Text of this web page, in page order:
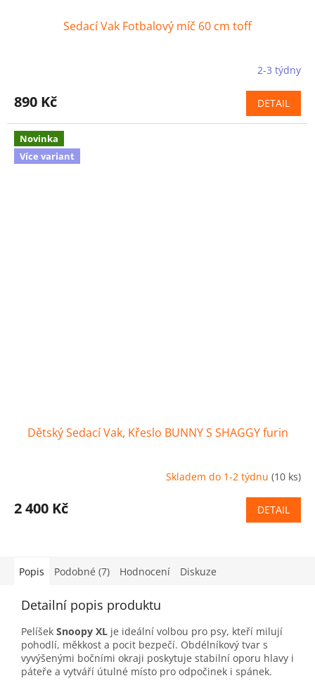
Sedací Vak Fotbalový míč 60 cm toff
2-3 týdny
890 Kč DETAIL
Novinka
Více variant
Dětský Sedací Vak, Křeslo BUNNY S SHAGGY furin
Skladem do 1-2 týdnu (10 ks)
2 400 Kč DETAIL
Popis Podobné (7) Hodnocení Diskuze
Detailní popis produktu
Pelíšek Snoopy XL je ideální volbou pro psy, kteří milují
pohodlí, měkkost a pocit bezpečí. Obdélníkový tvar s
vyvýšenými bočními okraji poskytuje stabilní oporu hlavy i
páteře a vytváří útulné místo pro odpočinek i spánek.